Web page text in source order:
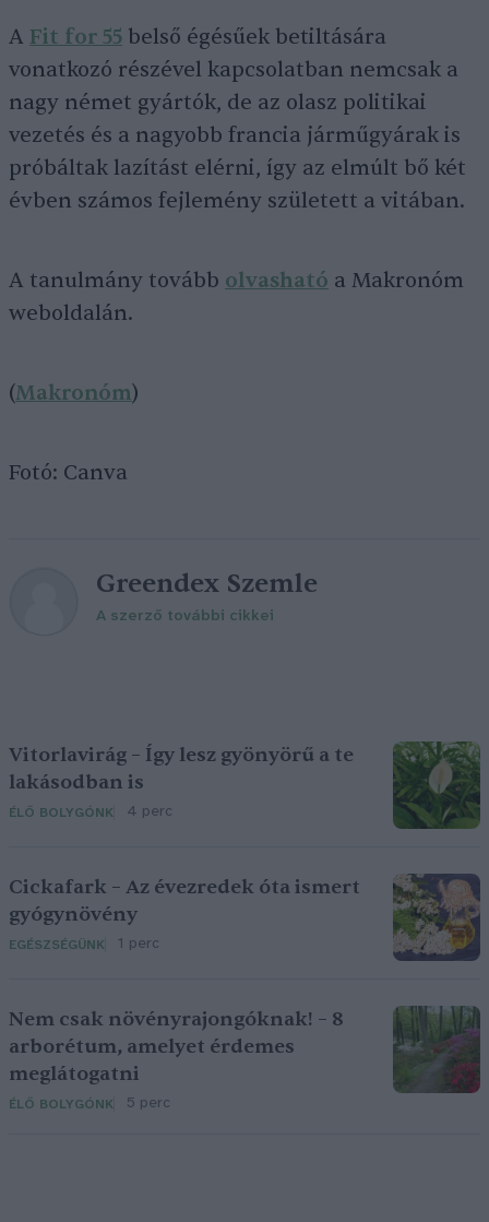
A Fit for 55 belső égésűek betiltására
vonatkozó részével kapcsolatban nemcsak a
nagy német gyártók, de az olasz politikai
vezetés és a nagyobb francia járműgyárak is
próbáltak lazítást elérni, így az elmúlt bő két
évben számos fejlemény született a vitában.
A tanulmány tovább olvasható a Makronóm
weboldalán.
(Makronóm)
Fotó: Canva
Greendex Szemle
A szerző további cikkei
Vitorlavirág – Így lesz gyönyörű a te
lakásodban is
ÉLŐ BOLYGÓNK 4 perc
Cickafark – Az évezredek óta ismert
gyógynövény
EGÉSZSÉGÜNK 1 perc
Nem csak növényrajongóknak! – 8
arborétum, amelyet érdemes
meglátogatni
ÉLŐ BOLYGÓNK 5 perc